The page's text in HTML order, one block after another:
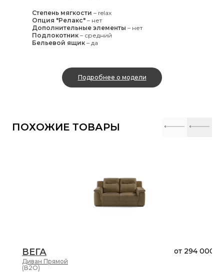
Степень мягкости – relax
Опция "Релакс" – нет
Дополнительные элементы – нет
Подлокотник – средний
Бельевой ящик – да
Подробнее о модели
ПОХОЖИЕ ТОВАРЫ
ВЕГА
Диван Прямой
от 294 000 ₽
(В2О)